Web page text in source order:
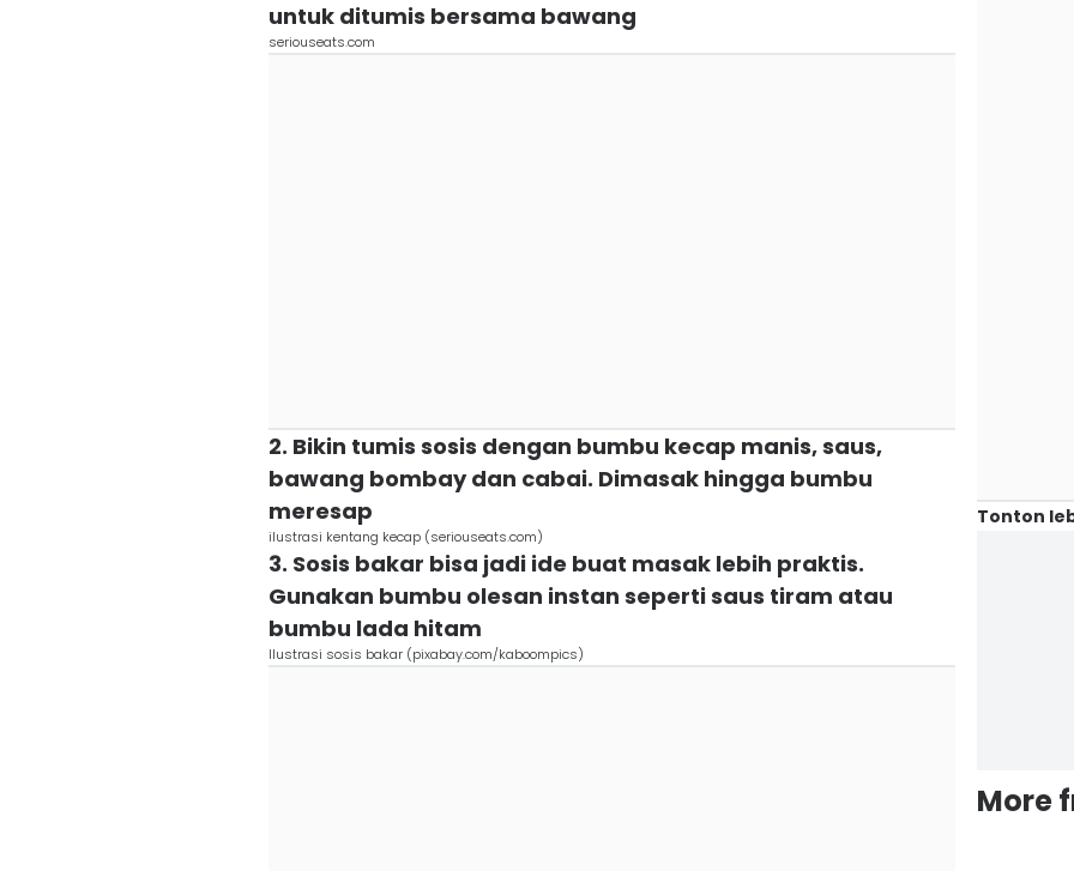
untuk ditumis bersama bawang
seriouseats.com
2. Bikin tumis sosis dengan bumbu kecap manis, saus,
bawang bombay dan cabai. Dimasak hingga bumbu
meresap
ilustrasi kentang kecap (seriouseats.com)
3. Sosis bakar bisa jadi ide buat masak lebih praktis.
Gunakan bumbu olesan instan seperti saus tiram atau
bumbu lada hitam
Ilustrasi sosis bakar (pixabay.com/kaboompics)
Tonton
More